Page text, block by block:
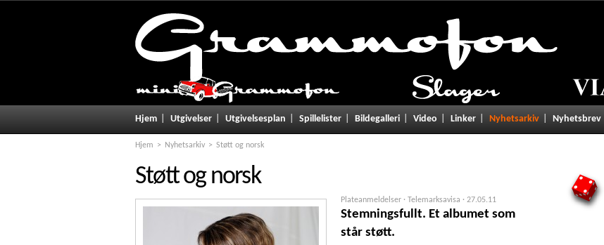
Hjem Utgivelser Utgivelsesplan Spillelister Bildegalleri Video Linker Nyhetsarkiv Nyhetsbrev
Hjem Nyhetsarkiv Støtt og norsk
Støtt og norsk
Plateanmeldelser · Telemarksavisa · 27.05.11
Stemningsfullt. Et albumet som
står støtt.